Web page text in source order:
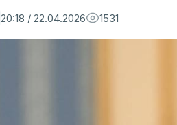
20:18 / 22.04.2026 1531